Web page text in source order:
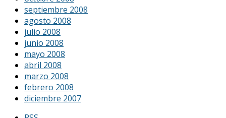
septiembre 2008
agosto 2008
julio 2008
junio 2008
mayo 2008
abril 2008
marzo 2008
febrero 2008
diciembre 2007